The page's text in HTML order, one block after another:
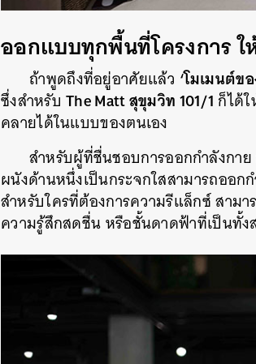
ออกแบบทุกพื้นที่โครงการ
ถ้าพูดถึงที่อยู่อาศัยแล้ว ‘โมเมนต์ข
ซึ่งสำหรับThe Matt สุขุมวิท 101/1ก็ได้
คลายได้ในแบบของตนเอง
สำหรับผู้ที่ชื่นชอบการออกกำลังกา
ผนังด้านหนึ่งเป็นกระจกใสสามารถออ
สำหรับใครที่ต้องการความรีแล็กซ์ สาม
ความรู้สึกสดชื่น หรือชั้นดาดฟ้าที่เป็นทั้